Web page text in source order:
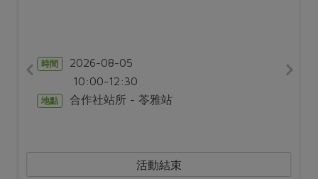
時間 2026-08-05
10:00-12:30
地點 合作社站所 - 苓雅站
活動結束